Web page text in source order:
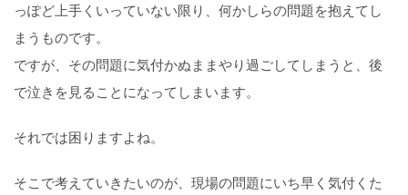
っぽど上手くいっていない限り、何かしらの問題を抱えてし
まうものです。
ですが、その問題に気付かぬままやり過ごしてしまうと、後
で泣きを見ることになってしまいます。
それでは困りますよね。
そこで考えていきたいのが、現場の問題にいち早く気付くた